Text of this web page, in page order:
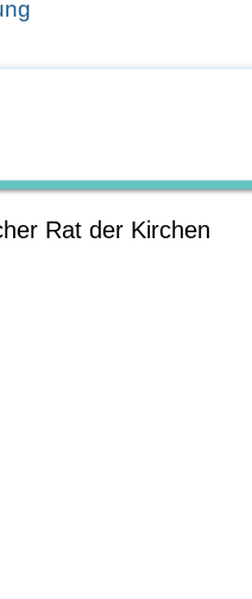
Rat der Kirchen